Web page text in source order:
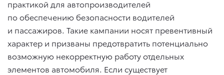
практикой для автопроизводителей
по обеспечению безопасности водителей
и пассажиров. Такие кампании носят превентивный
характер и призваны предотвратить потенциально
возможную некорректную работу отдельных
элементов автомобиля. Если существует